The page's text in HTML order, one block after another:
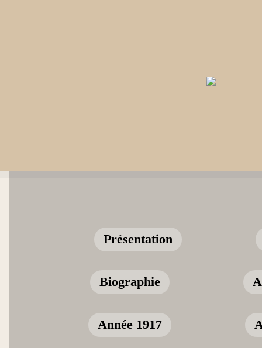
Présentation
Biographie
Année 1917